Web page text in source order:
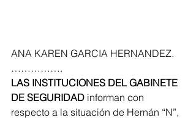
ANA KAREN GARCIA HERNANDEZ.
…………….
LAS INSTITUCIONES DEL GABINETE
DE SEGURIDAD informan con
respecto a la situación de Hernán “N”,